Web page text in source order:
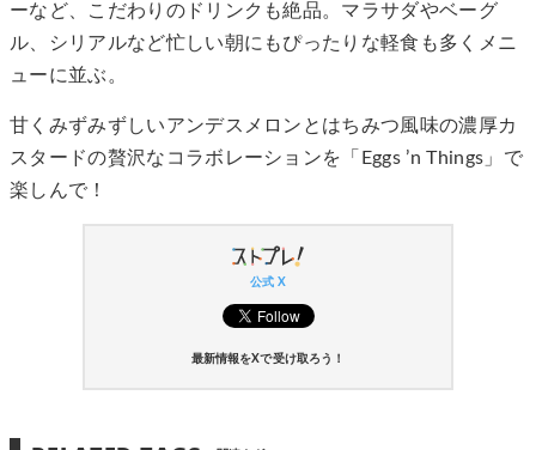
ーなど、こだわりのドリンクも絶品。マラサダやベーグ
ル、シリアルなど忙しい朝にもぴったりな軽食も多くメニ
ューに並ぶ。
甘くみずみずしいアンデスメロンとはちみつ風味の濃厚カ
スタードの贅沢なコラボレーションを「Eggs ’n Things」で
楽しんで！
公式 X
最新情報をXで受け取ろう！